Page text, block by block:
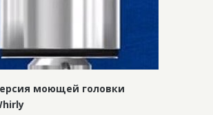
моющей головки